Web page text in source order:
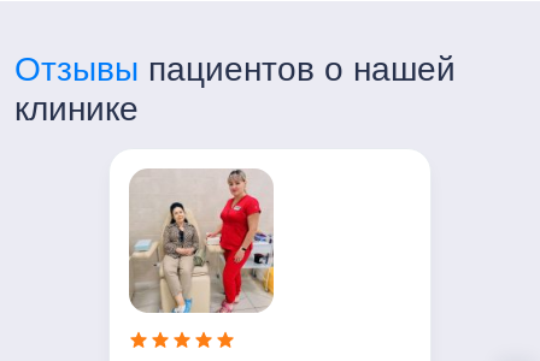
Часы работы:
Пн-Пт с 7:00 до 21:00
Отзывы пациентов о нашей
клинике